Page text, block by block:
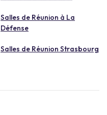
Salles de Réunion à La
Défense
Salles de Réunion Strasbourg